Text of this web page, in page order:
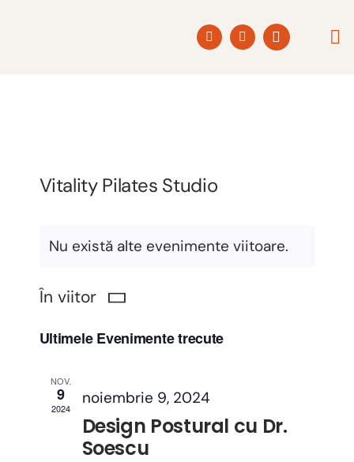
Vitality Pilates Studio
Nu există alte evenimente viitoare.
În viitor
Selectează
data.
Ultimele Evenimente trecute
NOV.
9
2024
noiembrie 9, 2024
Design Postural cu Dr.
Soescu